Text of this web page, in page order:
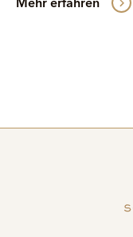
Mehr erfahren